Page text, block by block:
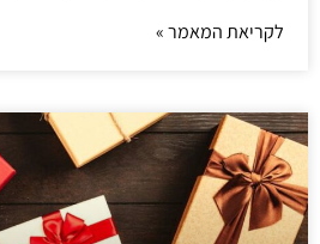
לקריאת המאמר »